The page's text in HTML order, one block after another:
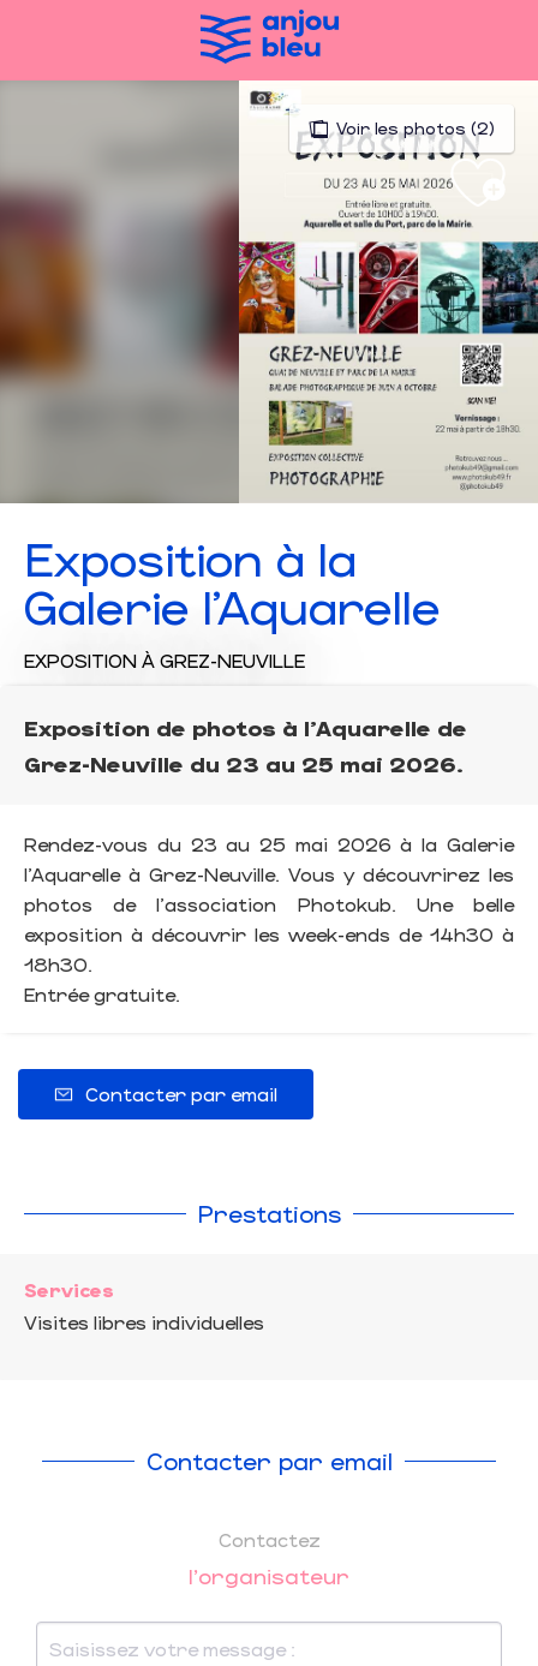
Voir les photos (2)
Exposition à la
Galerie l'Aquarelle
EXPOSITION À GREZ-NEUVILLE
Exposition de photos à l'Aquarelle de
Grez-Neuville du 23 au 25 mai 2026.
Rendez-vous du 23 au 25 mai 2026 à la Galerie
l’Aquarelle à Grez-Neuville. Vous y découvrirez les
photos de l'association Photokub. Une belle
exposition à découvrir les week-ends de 14h30 à
18h30.
Entrée gratuite.
Contacter par email
Prestations
Services
Visites libres individuelles
Contacter par email
Contactez
l'organisateur